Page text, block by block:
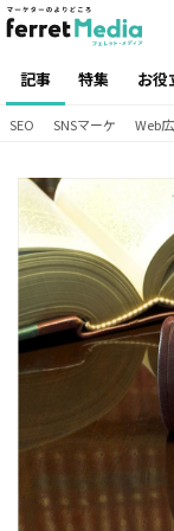
記事 特集 お役
SEO SNSマーケ Web